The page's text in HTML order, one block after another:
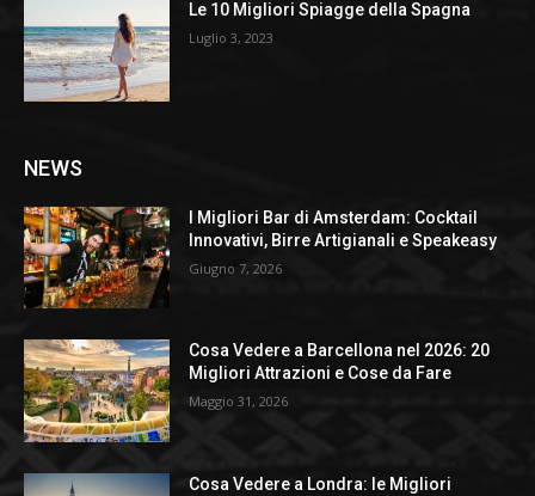
Le 10 Migliori Spiagge della Spagna
Luglio 3, 2023
NEWS
I Migliori Bar di Amsterdam: Cocktail
Innovativi, Birre Artigianali e Speakeasy
Giugno 7, 2026
Cosa Vedere a Barcellona nel 2026: 20
Migliori Attrazioni e Cose da Fare
Maggio 31, 2026
Cosa Vedere a Londra: le Migliori